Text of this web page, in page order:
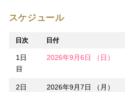
スケジュール
日次 日付
1日
目
2026年9月6日 （日）
2日
2026年9月7日 （月）